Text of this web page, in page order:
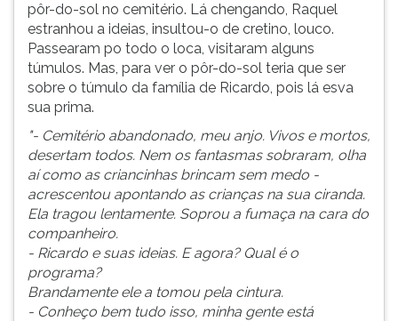
pôr-do-sol no cemitério. Lá chengando, Raquel
estranhou a ideias, insultou-o de cretino, louco.
Passearam po todo o loca, visitaram alguns
túmulos. Mas, para ver o pôr-do-sol teria que ser
sobre o túmulo da família de Ricardo, pois lá esva
sua prima.
"- Cemitério abandonado, meu anjo. Vivos e mortos,
desertam todos. Nem os fantasmas sobraram, olha
aí como as criancinhas brincam sem medo -
acrescentou apontando as crianças na sua ciranda.
Ela tragou lentamente. Soprou a fumaça na cara do
companheiro.
- Ricardo e suas ideias. E agora? Qual é o
programa?
Brandamente ele a tomou pela cintura.
- Conheço bem tudo isso, minha gente está